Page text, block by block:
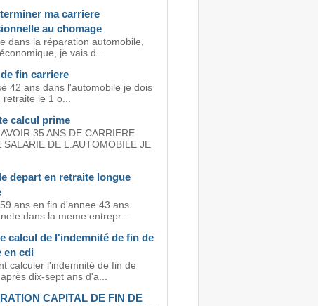
ma carriere
au chomage
dans la réparation automobile,
je vais d...
fin carriere
42 ans dans l'automobile je dois
le 1 o...
calcul prime
35 ANS DE CARRIERE
SALARIE DE L.AUTOMOBILE JE
depart en retraite longue
ans en fin d'annee 43 ans
dans la meme entrepr...
calcul de l'indemnité de fin de
en cdi
calculer l'indemnité de fin de
dix-sept ans d'a...
CAPITAL DE FIN DE